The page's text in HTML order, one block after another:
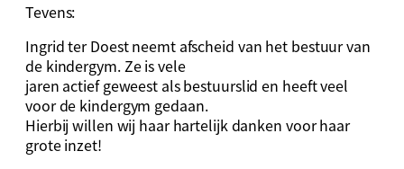
Tevens:
Ingrid ter Doest neemt afscheid van het bestuur van
de kindergym. Ze is vele
jaren actief geweest als bestuurslid en heeft veel
voor de kindergym gedaan.
Hierbij willen wij haar hartelijk danken voor haar
grote inzet!